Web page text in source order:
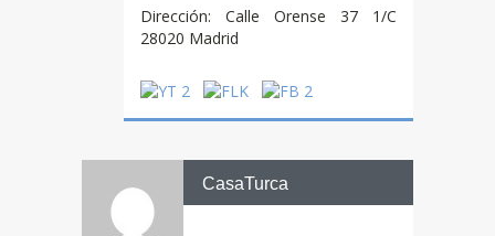
Dirección: Calle Orense 37 1/C
28020 Madrid
CasaTurca